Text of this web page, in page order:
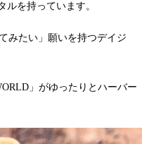
ルを持っています。
みたい」願いを持つデイジ
」がゆったりとハーバー